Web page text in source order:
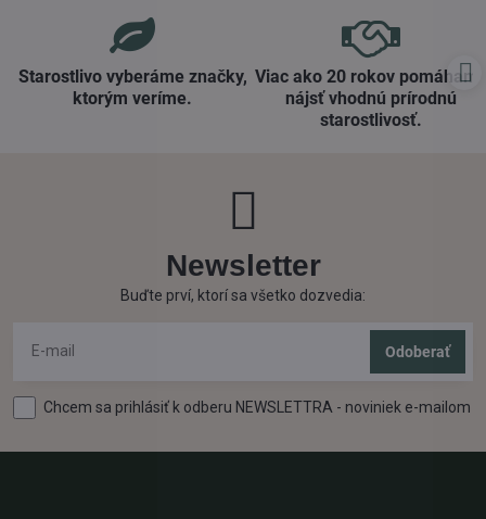
Starostlivo vyberáme značky,
ktorým veríme​.
Viac ako 20 rokov
nájsť vhodnú prírodnú
starostlivosť​.
Newsletter
Buďte prví, ktorí sa všetko dozvedia:
Odoberať
Chcem sa prihlásiť k odberu NEWSLETTRA - noviniek e-mailom